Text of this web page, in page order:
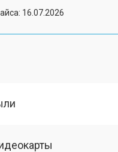
16.07.2026